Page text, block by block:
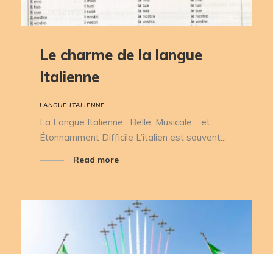
LANGUE ITALIENNE
Le charme de la langue
Italienne
La Langue Italienne : Belle, Musicale… et
Étonnamment Difficile L’italien est souvent...
Read more